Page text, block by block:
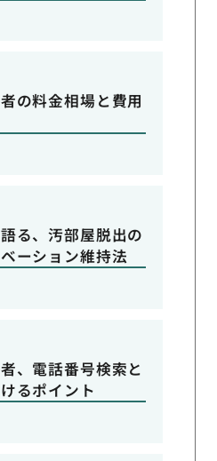
の料金相場と費用
る、汚部屋脱出の
ーション維持法
、電話番号検索と
るポイント